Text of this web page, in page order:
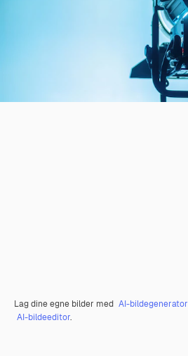
Lag dine egne bilder med AI-bildegenerator
AI-bildeeditor.